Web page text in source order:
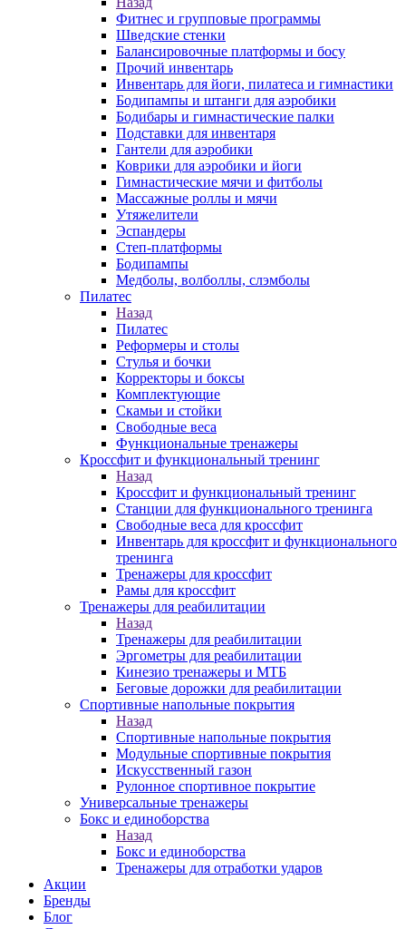
Фитнес и групповые программы
Шведские стенки
Балансировочные платформы и босу
Прочий инвентарь
Инвентарь для йоги, пилатеса и гимнастики
Бодипампы и штанги для аэробики
Бодибары и гимнастические палки
Подставки для инвентаря
Гантели для аэробики
Коврики для аэробики и йоги
Гимнастические мячи и фитболы
Массажные роллы и мячи
Утяжелители
Эспандеры
Степ-платформы
Бодипампы
Медболы, волболлы, слэмболы
Пилатес
Назад
Пилатес
Реформеры и столы
Стулья и бочки
Корректоры и боксы
Комплектующие
Скамьи и стойки
Свободные веса
Функциональные тренажеры
Кроссфит и функциональный тренинг
Назад
Кроссфит и функциональный тренинг
Станции для функционального тренинга
Свободные веса для кроссфит
Инвентарь для кроссфит и функционального
тренинга
Тренажеры для кроссфит
Рамы для кроссфит
Тренажеры для реабилитации
Назад
Тренажеры для реабилитации
Эргометры для реабилитации
Кинезио тренажеры и МТБ
Беговые дорожки для реабилитации
Спортивные напольные покрытия
Назад
Спортивные напольные покрытия
Модульные спортивные покрытия
Искусственный газон
Рулонное спортивное покрытие
Универсальные тренажеры
Бокс и единоборства
Назад
Бокс и единоборства
Тренажеры для отработки ударов
Акции
Бренды
Блог